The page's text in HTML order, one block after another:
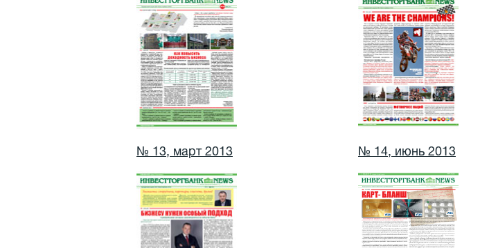
№ 13, март 2013 № 14, июнь 2013